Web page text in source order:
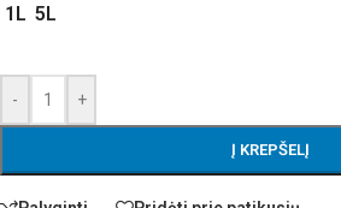
1L 5L
- +
Į KREPŠELĮ